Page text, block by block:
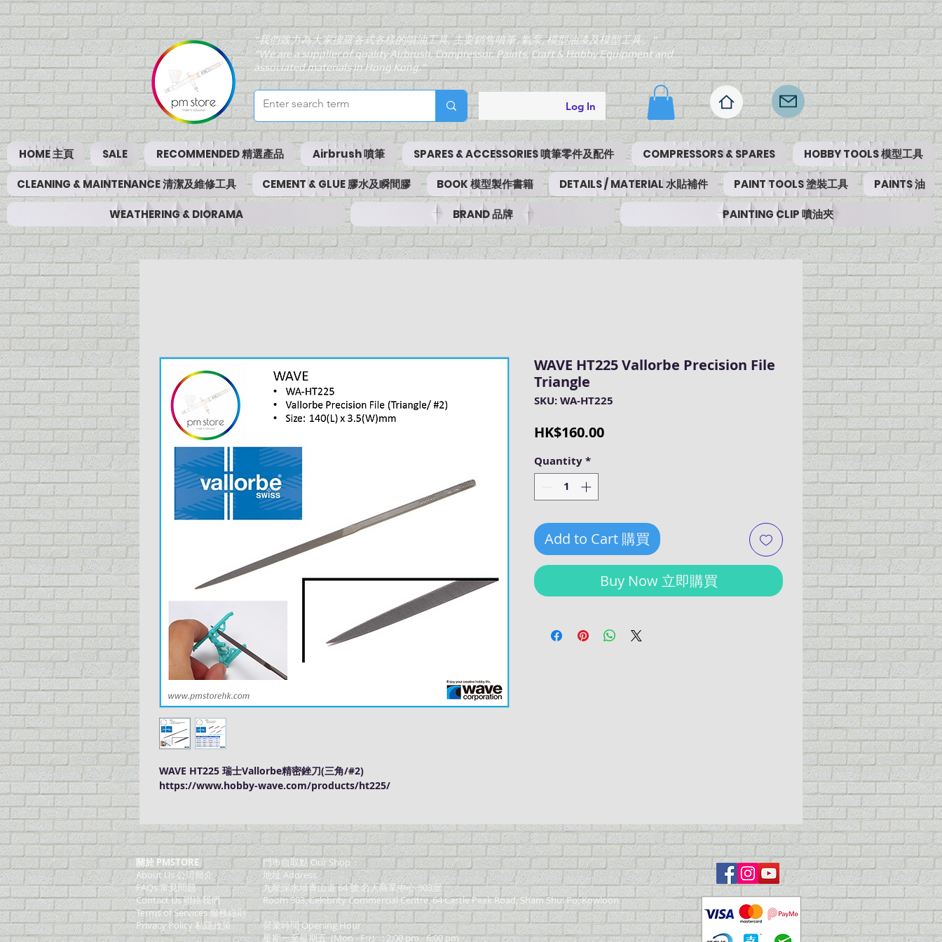
"我們致力為大家搜羅各式各樣的噴油工具, 主要銷售噴筆, 氣泵, 模型油漆及模型工具。"
"We are a supplier of quality Airbrush, Compressor, Paints, Craft & Hobby Equipment and
associated materials in Hong Kong."
Log In
HOME 主頁 SALE RECOMMENDED 精選產品 Airbrush 噴筆 SPARES & ACCESSORIES 噴筆零件及配件 COMPRESSORS & SPARES HOBBY TOOLS 模型工具
CLEANING & MAINTENANCE 清潔及維修工具 CEMENT & GLUE 膠水及瞬間膠 BOOK 模型製作書籍 DETAILS / MATERIAL 水貼補件 PAINT TOOLS 塗裝工具 PAINTS 油
WEATHERING & DIORAMA BRAND 品牌 PAINTING CLIP 噴油夾
WAVE HT225 瑞士Vallorbe精密銼刀(三角/#2)
https://www.hobby-wave.com/products/ht225/
WAVE HT225 Vallorbe Precision File
Triangle
SKU: WA-HT225
HK$160.00Price
Quantity*
Add to Cart 購買
Buy Now 立即購買
關於 PMSTORE
About Us 公司簡介
FAQs 常見問題
Contact Us 聯絡我們
​Terms of Services 服務細則
Privacy Policy 私隱政策
門巿自取點 Our Shop：
地址 Address
九龍深水埗青山道 64 號 名人商業中心 903室
Room 903, Celebrity Commercial Centre, 64 Castle Peak Road, Sham Shui Po, Kowloon.
營業時間 Opening Hour
星期一至星期五 (Mon - Fri） : 2:00 pm - 6:00 pm